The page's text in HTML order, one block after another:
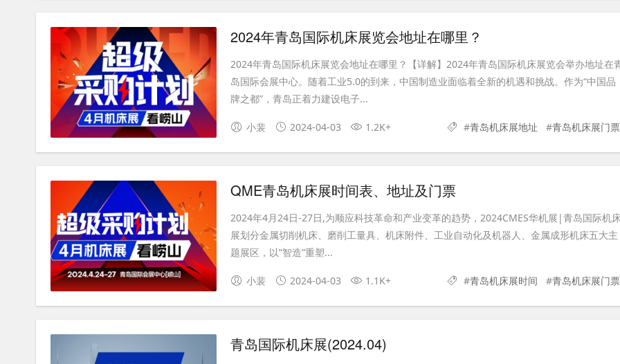
2024年青岛国际机床展览会地址在哪里？
2024年青岛国际机床展览会地址在哪里？【详解】2024年青岛国际机床展览会举办地址在
岛国际会展中心。随着工业5.0的到来，中国制造业面临着全新的机遇和挑战。作为“中国品
牌之都”，青岛正着力建设电子...
小裴 2024-04-03 1.2K+ #青岛机床展地址 #青岛机床展门票
QME青岛机床展时间表、地址及门票
2024年4月24日-27日,为顺应科技革命和产业变革的趋势，2024CMES华机展|青岛国际机
展划分金属切削机床、磨削工量具、机床附件、工业自动化及机器人、金属成形机床五大主
题展区，以“智造”重塑...
小裴 2024-04-03 1.1K+ #青岛机床展时间 #青岛机床展门票
青岛国际机床展(2024.04)